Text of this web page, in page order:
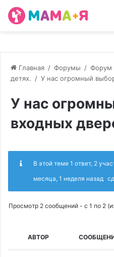
Главная / Форумы / Форум
детях. / У нас огромный
У нас
входных
В этой теме 1 ответ, 2
месяца, 1 неделя назад
Просмотр 2 сообщений - с 1 по 2
АВТОР